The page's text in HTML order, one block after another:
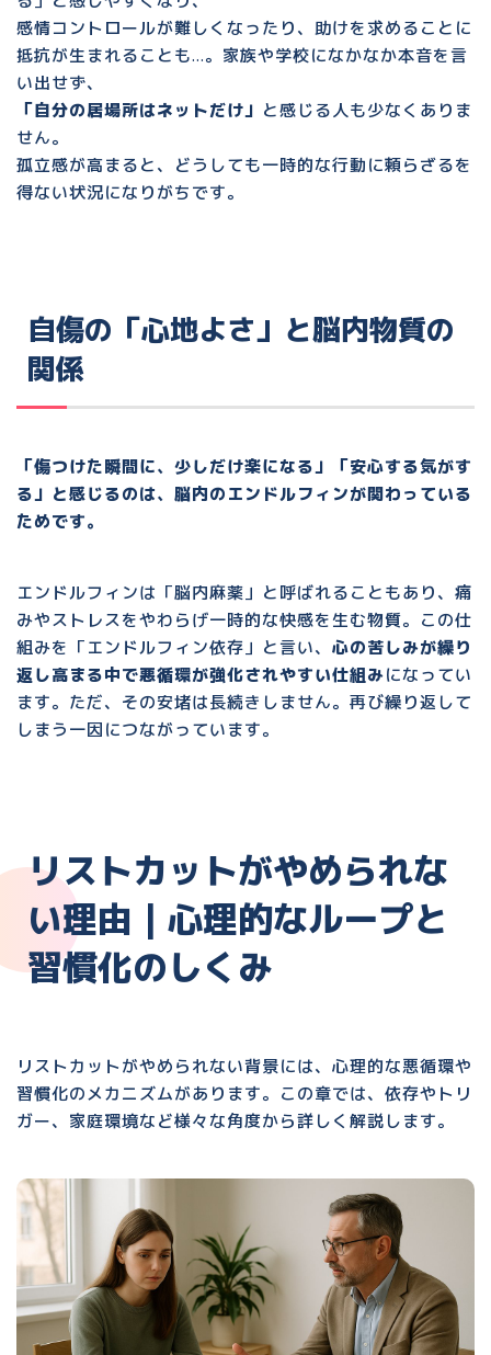
感情コントロールが難しくなったり、助けを求めることに
抵抗が生まれる ことも…。家族や学校になかなか本音を言
い出せず、
「自分の居場所はネットだけ」 と感じる人も少なくありま
せん。
孤立感が高まると、どうしても一時的な行動に頼らざるを
得ない状況になりがちです。
自傷の「心地よさ」と脳内物質の
関係
「傷つけた瞬間に、少しだけ楽になる」「安心する気がす
る」と感じるのは、 脳内のエンドルフィンが関わっている
ためです。
エンドルフィンは「脳内麻薬」と呼ばれることもあり、 痛
みやストレスをやわらげ一時的な快感を生む物質。この仕
組みを「エンドルフィン依存」と言い、 心の苦しみが繰り
返し高まる中で悪循環が強化されやすい仕組みになってい
ます。ただ、その安堵は長続きしません。再び繰り返して
しまう一因につながっています。
リストカットがやめられな
い理由｜心理的なループと
習慣化のしくみ
リストカットがやめられない背景には、心理的な悪循環や
習慣化のメカニズムがあります。この章では、依存やトリ
ガー、家庭環境など様々な角度から詳しく解説します。